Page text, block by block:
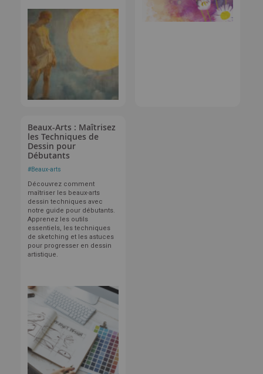
Beaux-Arts : Maîtrisez
les Techniques de
Dessin pour
Débutants
#Beaux-arts
Découvrez comment
maîtriser les beaux-arts
dessin techniques avec
notre guide pour débutants.
Apprenez les outils
essentiels, les techniques
de sketching et les astuces
pour progresser en dessin
artistique.